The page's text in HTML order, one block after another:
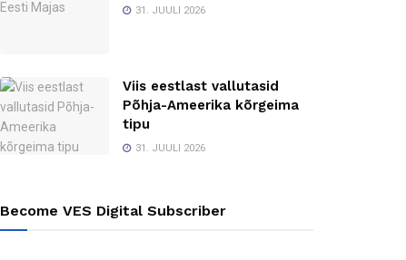
31. JUULI 2026
Viis eestlast vallutasid
Põhja-Ameerika kõrgeima
tipu
31. JUULI 2026
Become VES Digital Subscriber